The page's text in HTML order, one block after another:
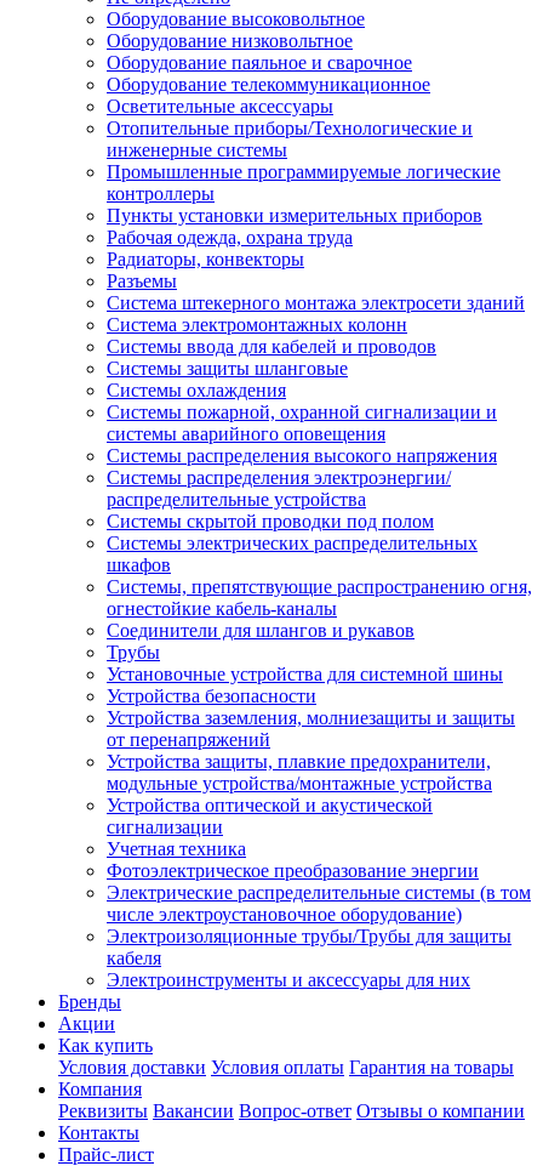
Оборудование высоковольтное
Оборудование низковольтное
Оборудование паяльное и сварочное
Оборудование телекоммуникационное
Осветительные аксессуары
Отопительные приборы/Технологические и
инженерные системы
Промышленные программируемые логические
контроллеры
Пункты установки измерительных приборов
Рабочая одежда, охрана труда
Радиаторы, конвекторы
Разъемы
Система штекерного монтажа электросети зданий
Система электромонтажных колонн
Системы ввода для кабелей и проводов
Системы защиты шланговые
Системы охлаждения
Системы пожарной, охранной сигнализации и
системы аварийного оповещения
Системы распределения высокого напряжения
Системы распределения электроэнергии/
распределительные устройства
Системы скрытой проводки под полом
Системы электрических распределительных
шкафов
Системы, препятствующие распространению огня,
огнестойкие кабель-каналы
Соединители для шлангов и рукавов
Трубы
Установочные устройства для системной шины
Устройства безопасности
Устройства заземления, молниезащиты и защиты
от перенапряжений
Устройства защиты, плавкие предохранители,
модульные устройства/монтажные устройства
Устройства оптической и акустической
сигнализации
Учетная техника
Фотоэлектрическое преобразование энергии
Электрические распределительные системы (в том
числе электроустановочное оборудование)
Электроизоляционные трубы/Трубы для защиты
кабеля
Электроинструменты и аксессуары для них
Бренды
Акции
Как купить
Условия доставки Условия оплаты Гарантия на товары
Компания
Реквизиты Вакансии Вопрос-ответ Отзывы о компании
Контакты
Прайс-лист